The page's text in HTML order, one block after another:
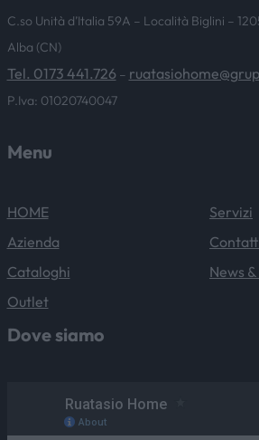
C.so Unità d’Italia 59A – Località Biglini –
Alba (CN)
Tel. 0173 441.726 –
P.Iva: 01020740047
Menu
HOME
Azienda
Cataloghi
Outlet
Servizi
News
Dove siamo